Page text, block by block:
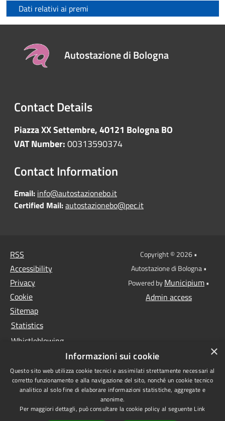
Dati relativi ai premi
Autostazione di Bologna
Contact Details
Piazza XX Settembre, 40121 Bologna BO
VAT Number:00313590374
Contact Information
Email: info@autostazionebo.it
Certified Mail:autostazionebo@pec.it
RSS
Accessibility
Privacy
Cookie
Sitemap
Statistics
Whistleblowing
Anti-money laundering
Supplier register
Video surveillance
Copyright © 2026 •
Autostazione di Bologna •
Powered byMunicipium•
Admin access
×
Informazioni sui cookie
Questo sito web utilizza cookie tecnici e assimilati strettamente necessari al
corretto funzionamento e alla navigazione del sito, nonché un cookie tecnico
analitico al solo fine di elaborare informazioni statistiche, aggregate e
anonime.
Per maggiori dettagli, può consultare la cookie policy al seguente Link